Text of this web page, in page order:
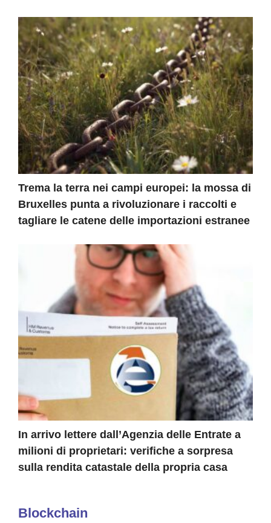
Trema la terra nei campi europei: la mossa di
Bruxelles punta a rivoluzionare i raccolti e
tagliare le catene delle importazioni estranee
In arrivo lettere dall’Agenzia delle Entrate a
milioni di proprietari: verifiche a sorpresa
sulla rendita catastale della propria casa
Blockchain